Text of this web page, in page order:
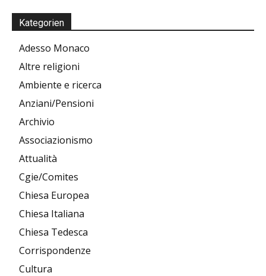
Kategorien
Adesso Monaco
Altre religioni
Ambiente e ricerca
Anziani/Pensioni
Archivio
Associazionismo
Attualità
Cgie/Comites
Chiesa Europea
Chiesa Italiana
Chiesa Tedesca
Corrispondenze
Cultura